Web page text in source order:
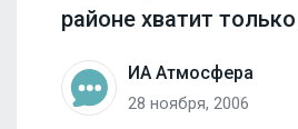
районе хватит
ИА Атмосфера
28 ноября, 2006